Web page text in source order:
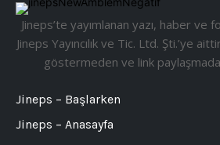
Jineps’te yayımlanan yazı, haber ve
Jineps Yayıncılık ve Tic. Ltd. Şti.’ye
göstermeden ve link
Jineps – Başlarken
Jineps – Anasayfa